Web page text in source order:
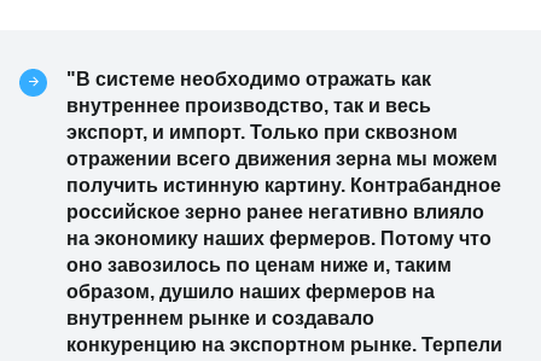
"В системе необходимо отражать как
внутреннее производство, так и весь
экспорт, и импорт. Только при сквозном
отражении всего движения зерна мы можем
получить истинную картину. Контрабандное
российское зерно ранее негативно влияло
на экономику наших фермеров. Потому что
оно завозилось по ценам ниже и, таким
образом, душило наших фермеров на
внутреннем рынке и создавало
конкуренцию на экспортном рынке. Терпели